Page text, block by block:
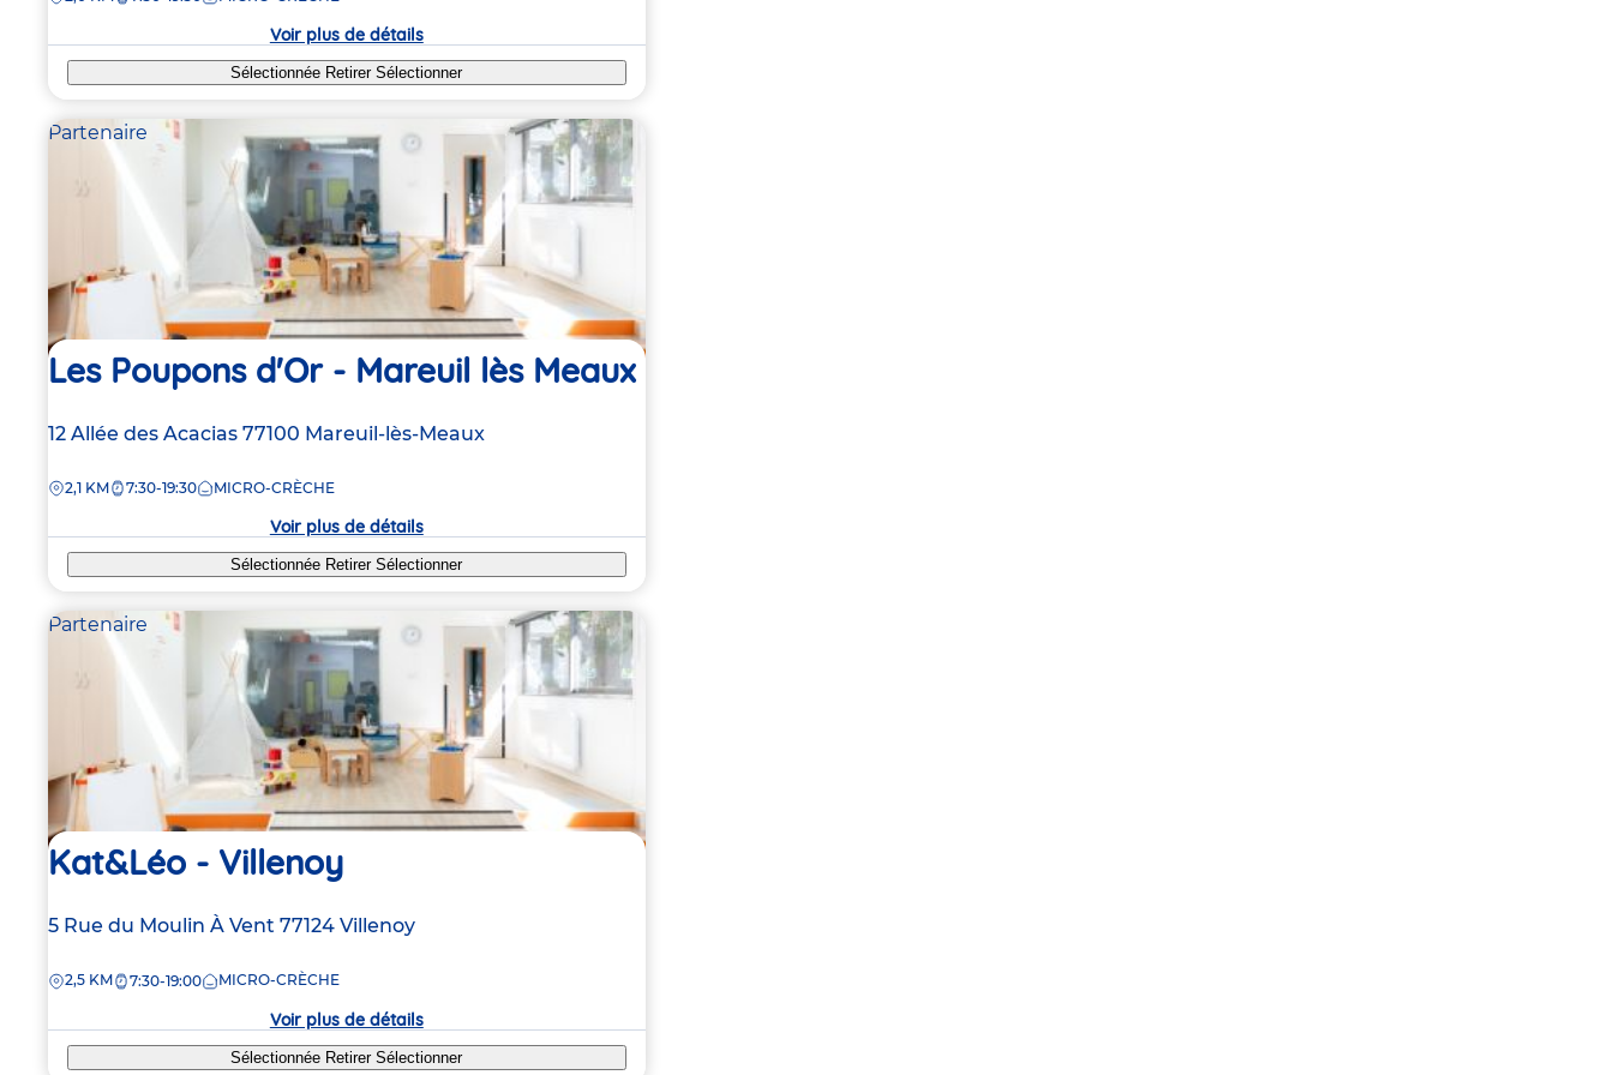
Voir plus de détails
Sélectionnée RetirerSélectionner
Partenaire
Les Poupons d'Or - Mareuil lès Meaux
Adresse
la
12 Allée des Acacias 77100 Mareuil-lès-Meaux
DISTANCE
2,1 KM 7:30-19:30 MICRO-CRÈCHE
Voir plus de détails
Sélectionnée RetirerSélectionner
Partenaire
Kat&Léo - Villenoy
Adresse
la
5 Rue du Moulin À Vent 77124 Villenoy
DISTANCE
2,5 KM 7:30-19:00 MICRO-CRÈCHE
Voir plus de détails
Sélectionnée RetirerSélectionner